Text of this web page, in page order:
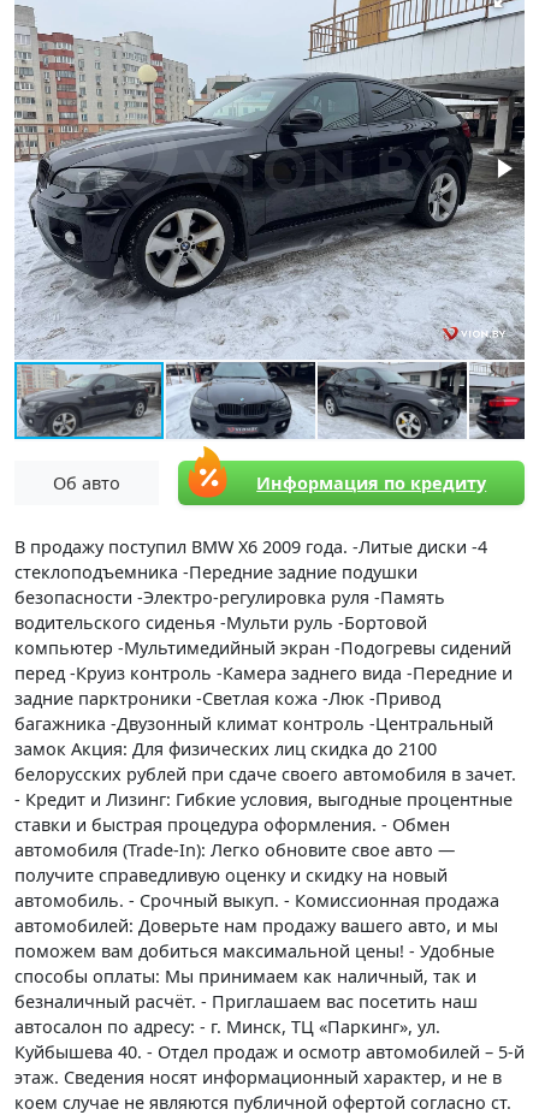
Об авто Информация по кредиту
В продажу поступил BMW X6 2009 года. -Литые диски -4
стеклоподъемника -Передние задние подушки
безопасности -Электро-регулировка руля -Память
водительского сиденья -Мульти руль -Бортовой
компьютер -Мультимедийный экран -Подогревы сидений
перед -Круиз контроль -Камера заднего вида -Передние и
задние парктроники -Светлая кожа -Люк -Привод
багажника -Двузонный климат контроль -Центральный
замок Акция: Для физических лиц скидка до 2100
белорусских рублей при сдаче своего автомобиля в зачет.
- Кредит и Лизинг: Гибкие условия, выгодные процентные
ставки и быстрая процедура оформления. - Обмен
автомобиля (Trade-In): Легко обновите свое авто —
получите справедливую оценку и скидку на новый
автомобиль. - Срочный выкуп. - Комиссионная продажа
автомобилей: Доверьте нам продажу вашего авто, и мы
поможем вам добиться максимальной цены! - Удобные
способы оплаты: Мы принимаем как наличный, так и
безналичный расчёт. - Приглашаем вас посетить наш
автосалон по адресу: - г. Минск, ТЦ «Паркинг», ул.
Куйбышева 40. - Отдел продаж и осмотр автомобилей – 5-й
этаж. Сведения носят информационный характер, и не в
коем случае не являются публичной офертой согласно ст.